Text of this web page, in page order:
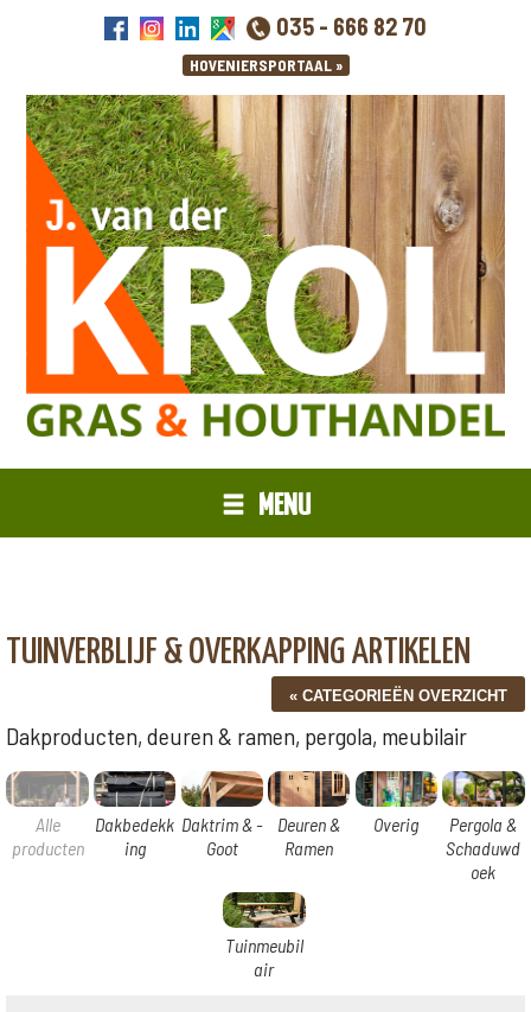
035 - 666 82 70
MENU
TUINVERBLIJF & OVERKAPPING ARTIKELEN
Dakproducten, deuren & ramen, pergola, meubilair
Alle
producten
Dakbedekk
ing
Daktrim & -
Goot
Deuren &
Ramen
Overig
Pergola &
Schaduwd
oek
Tuinmeubil
air